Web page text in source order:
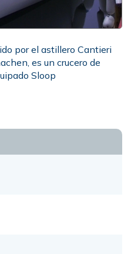
por el astillero Cantieri
es un crucero de
Sloop